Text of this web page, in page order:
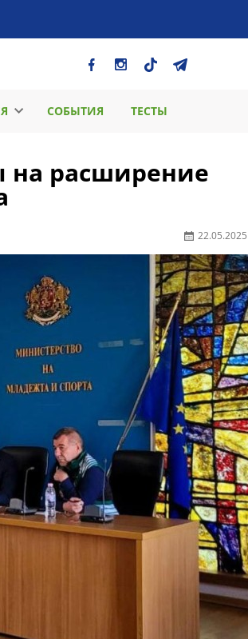
СОБЫТИЯ ТЕСТЫ
на расширение
22.05.2025